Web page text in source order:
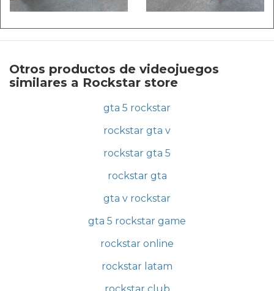
Otros productos de videojuegos
similares a Rockstar store
gta 5 rockstar
rockstar gta v
rockstar gta 5
rockstar gta
gta v rockstar
gta 5 rockstar game
rockstar online
rockstar latam